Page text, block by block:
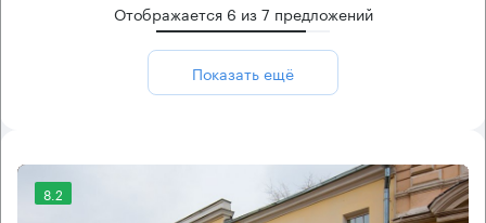
Отображается 6 из7 предложений
Показать ещё
8.2